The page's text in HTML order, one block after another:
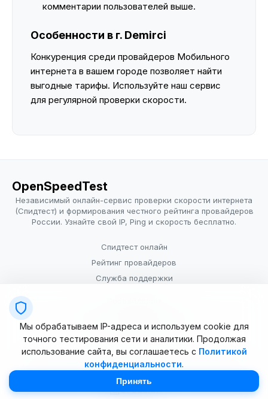
комментарии пользователей выше.
Особенности в г. Demirci
Конкуренция среди провайдеров Мобильного
интернета в вашем городе позволяет найти
выгодные тарифы. Используйте наш сервис
для регулярной проверки скорости.
OpenSpeedTest
Независимый онлайн-сервис проверки скорости интернета
(Спидтест) и формирования честного рейтинга провайдеров
России. Узнайте свой IP, Ping и скорость бесплатно.
Спидтест онлайн
Рейтинг провайдеров
Служба поддержки
Условия использования
© 2025–2026 OpenSpeedTest (ИП Долматова В.В.). Все права
Мы обрабатываем IP-адреса и используем cookie для
точного тестирования сети и аналитики. Продолжая
использование сайта, вы соглашаетесь с Политикой
конфиденциальности.
Принять